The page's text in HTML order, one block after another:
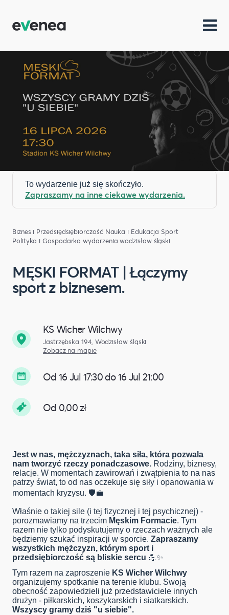
To wydarzenie już się skończyło.
Zapraszamy na inne ciekawe wydarzenia.
Biznes i Przedsiędsiębiorczość Nauka i Edukacja Sport
Polityka i Gospodarka wydarzenia wodzisław śląski
MĘSKI FORMAT | Łączymy
sport z biznesem.
KS Wicher Wilchwy
Jastrzębska 194, Wodzisław śląski
Zobacz na mapie
Od 16 Jul 17:30 do 16 Jul 21:00
Od 0,00 zł
Jest w nas, mężczyznach, taka siła, która pozwala
nam tworzyć rzeczy ponadczasowe. Rodziny, biznesy,
relacje. W momentach zawirowań i zwątpienia to na nas
patrzy świat, to od nas oczekuje się siły i opanowania w
momentach kryzysu. 🛡️💼
Właśnie o takiej sile (i tej fizycznej i tej psychicznej) -
porozmawiamy na trzecim Męskim Formacie. Tym
razem nie tylko podyskutujemy o rzeczach ważnych ale
będziemy szukać inspiracji w sporcie. Zapraszamy
wszystkich mężczyzn, którym sport i
przedsiębiorczość są bliskie sercu 💪✨
Tym razem na zaproszenie KS Wicher Wilchwy
organizujemy spotkanie na terenie klubu. Swoją
obecność zapowiedzieli już przedstawiciele innych
drużyn - piłkarskich, koszykarskich i siatkarskich.
Wszyscy gramy dziś "u siebie".